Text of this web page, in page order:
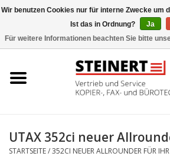
Büromaschinen- Service
Toner
UTAX 352ci neuer
STARTSEITE/352CI NEUER ALLROUNDER FÜR
Wir benutzen Cookies nur für interne Zwecke um
Ist das in Ordnung?
Ja
Für weitere Informationen beachten Sie bitte